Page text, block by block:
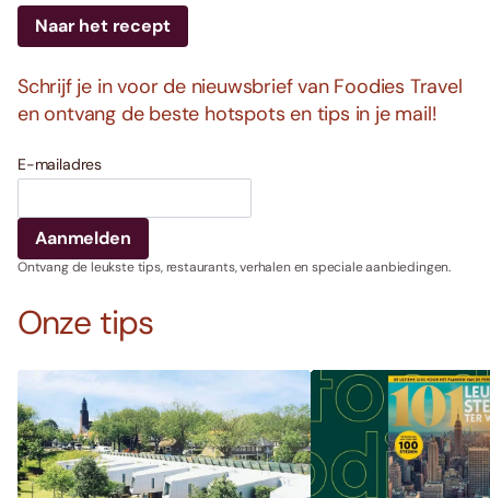
Naar het recept
Schrijf je in voor de nieuwsbrief van Foodies Travel
en ontvang de beste hotspots en tips in je mail!
E-mailadres
Ontvang de leukste tips, restaurants, verhalen en speciale aanbiedingen.
Onze tips